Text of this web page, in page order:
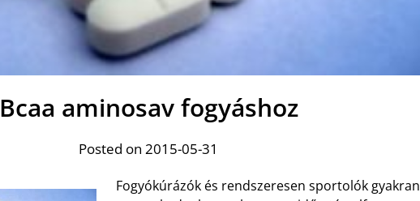
Bcaa aminosav fogyáshoz
Posted on 2015-05-31
Fogyókúrázók és rendszeresen sportolók gyakran